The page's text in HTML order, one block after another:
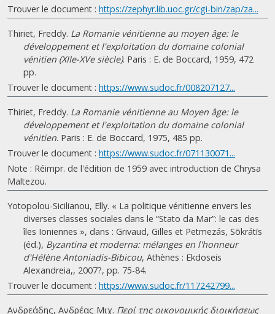
Trouver le document : https://zephyr.lib.uoc.gr/cgi-bin/zap/za...
Thiriet, Freddy. La Romanie vénitienne au moyen âge: le
développement et l'exploitation du domaine colonial
vénitien (XIIe-XVe siècle). Paris : E. de Boccard, 1959, 472
pp.
Trouver le document : https://www.sudoc.fr/008207127...
Thiriet, Freddy. La Romanie vénitienne au Moyen âge: le
développement et l'exploitation du domaine colonial
vénitien. Paris : E. de Boccard, 1975, 485 pp.
Trouver le document : https://www.sudoc.fr/071130071...
Note : Réimpr. de l'édition de 1959 avec introduction de Chrysa
Maltezou.
Yotopolou-Sicilianou, Elly. « La politique vénitienne envers les
diverses classes sociales dans le “Stato da Mar”: le cas des
îles Ioniennes », dans : Grivaud, Gilles et Petmezás, Sōkrátīs
(éd.), Byzantina et moderna: mélanges en l'honneur
d'Hélène Antoniadis-Bibicou, Athènes : Ekdoseis
Alexandreia,, 2007?, pp. 75-84.
Trouver le document : https://www.sudoc.fr/117242799...
Ανδρεάδης, Ανδρέας Μιχ. Περί της οικονομικής διοικήσεως